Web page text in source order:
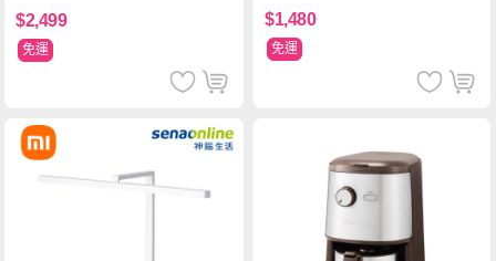
$2,499
免運
$1,480
免運